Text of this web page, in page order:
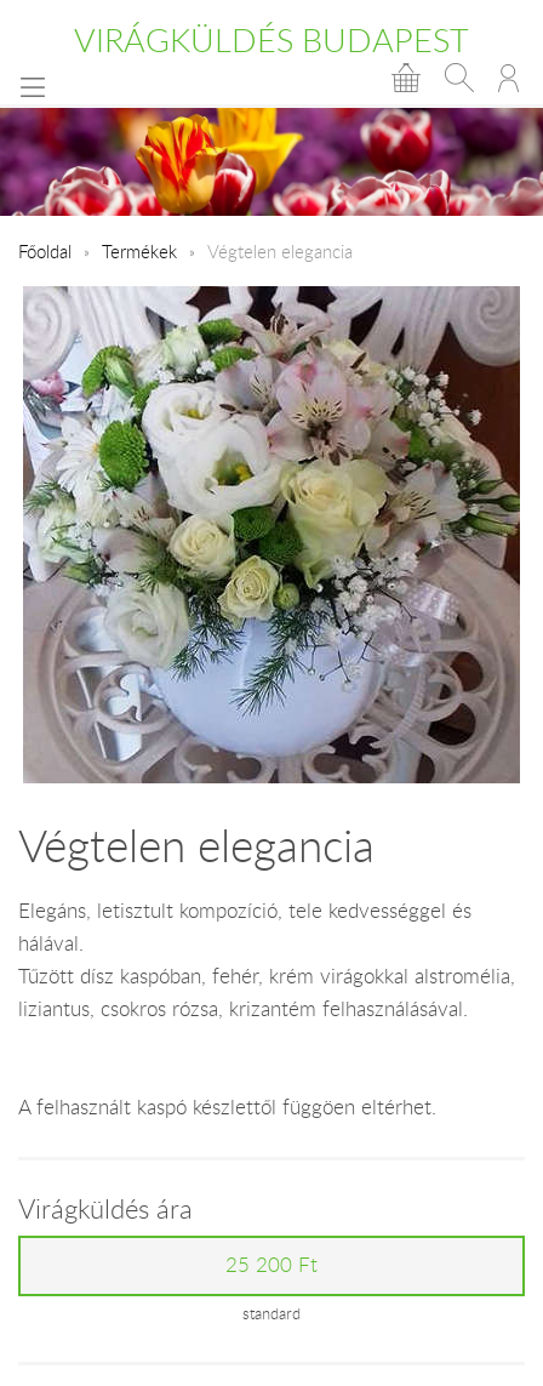
VIRÁGKÜLDÉS BUDAPEST
Főoldal Termékek Végtelen elegancia
Végtelen elegancia
Elegáns, letisztult kompozíció, tele kedvességgel és
hálával.
Tűzött dísz kaspóban, fehér, krém virágokkal alstromélia,
liziantus, csokros rózsa, krizantém felhasználásával.
A felhasznált kaspó készlettől függöen eltérhet.
Virágküldés ára
25 200 Ft
standard